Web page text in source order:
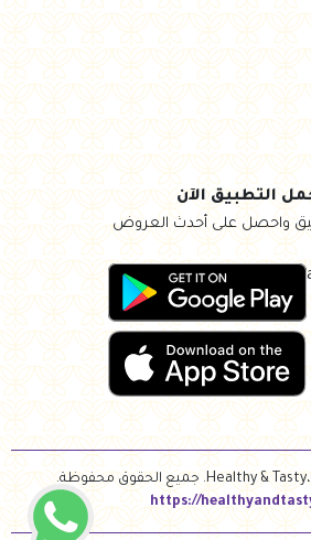
التطبيق الآن
واحصل على أحدث العروض
https://